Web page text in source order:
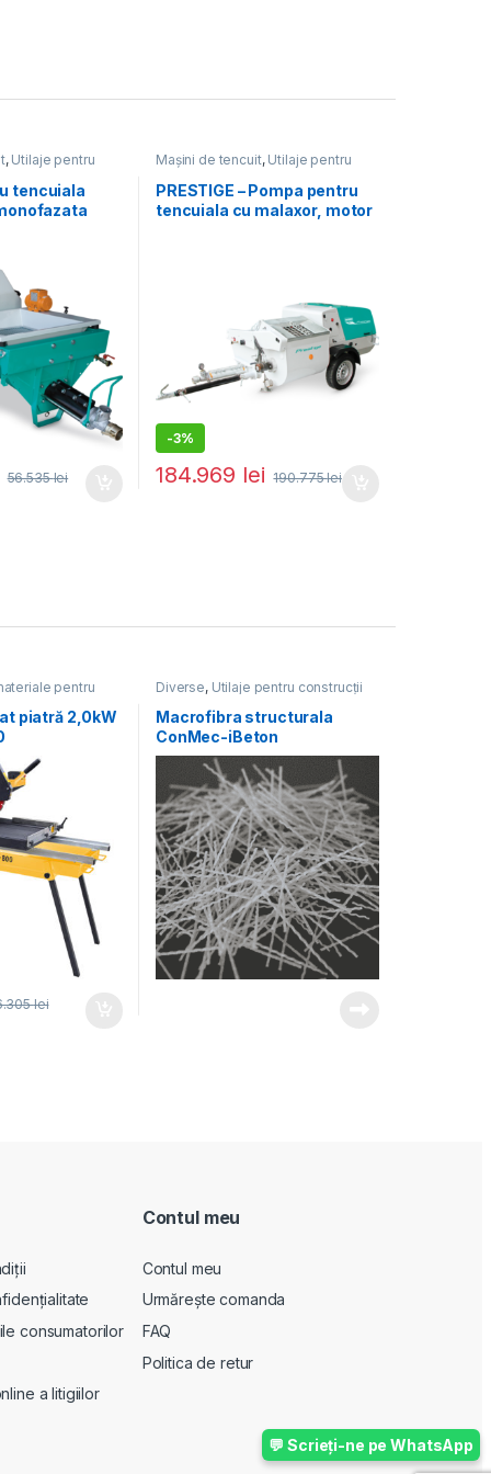
, Utilaje pentru
tencuiala
vertical
56.535lei
Mașini de tencuit, Utilaje pentru
construcții
PRESTIGE – Pompa pentru
tencuiala cu malaxor, motor
-3%
184.969 lei 190.775lei
pentru
piatră 2,0kW
lei
Diverse, Utilaje pentru construcții
Macrofibra structurala
ConMec-iBeton
💬 Scrieți-ne pe WhatsApp
consumatorilor
a litigiilor
Contul meu
Contul meu
Urmărește comanda
FAQ
Politica de retur